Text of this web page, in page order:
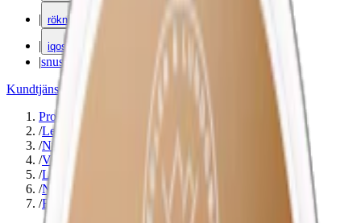
| rökning
| iqos
|snuskuriren
Kundtjänst
Varumärken
Produkter
/Lewa
/Nikotinfritt
/Vitamin/Koffeinsnus
/Large
/Nikotinfri
/Frukt